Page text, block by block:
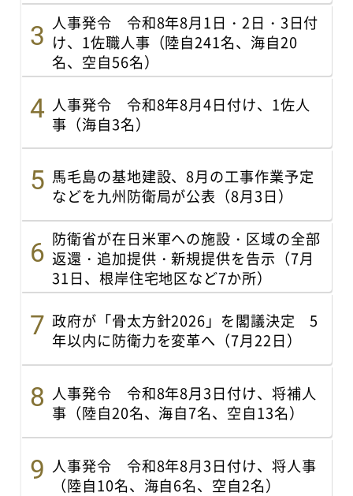
人事発令 令和8年8月1日・2日・3日付
け、1佐職人事（陸自241名、海自20
名、空自56名）
人事発令 令和8年8月4日付け、1佐人
事（海自3名）
馬毛島の基地建設、8月の工事作業予定
などを九州防衛局が公表（8月3日）
防衛省が在日米軍への施設・区域の全部
返還・追加提供・新規提供を告示（7月
31日、根岸住宅地区など7か所）
政府が「骨太方針2026」を閣議決定 5
年以内に防衛力を変革へ（7月22日）
人事発令 令和8年8月3日付け、将補人
事（陸自20名、海自7名、空自13名）
人事発令 令和8年8月3日付け、将人事
（陸自10名、海自6名、空自2名）